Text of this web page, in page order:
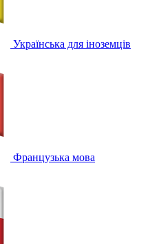
Українська для іноземців
Французька мова